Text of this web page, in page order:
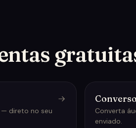
— direto no seu
Converta
enviado.